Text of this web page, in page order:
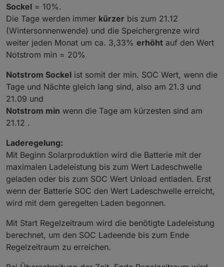
Sockel = 10%.
Die Tage werden immer kürzer bis zum 21.12
(Wintersonnenwende) und die Speichergrenze wird
weiter jeden Monat um ca. 3,33% erhöht auf den Wert
Notstrom min = 20%
Notstrom Sockel ist somit der min. SOC Wert, wenn die
Tage und Nächte gleich lang sind, also am 21.3 und
21.09 und
Notstrom min wenn die Tage am kürzesten sind am
21.12 .
Laderegelung:
Mit Beginn Solarproduktion wird die Batterie mit der
maximalen Ladeleistung bis zum Wert Ladeschwelle
geladen oder bis zum SOC Wert Unload entladen. Erst
wenn der Batterie SOC den Wert Ladeschwelle erreicht,
wird mit dem geregelten Laden begonnen.
Mit Start Regelzeitraum wird die benötigte Ladeleistung
berechnet, um den SOC Ladeende bis zum Ende
Regelzeitraum zu erreichen.